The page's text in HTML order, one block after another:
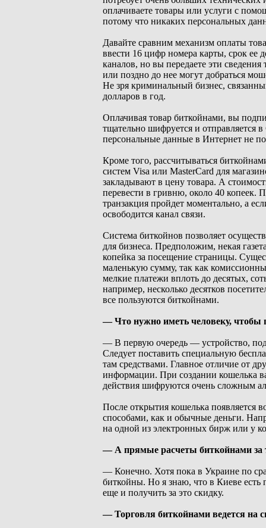
оплачиваете товары или услуги с
потому что никаких персональных
Давайте сравним механизм оплаты
ввести 16 цифр номера карты, срок
каналов, но вы передаете эти
или поздно до нее могут добраться
Не зря криминальный бизнес,
долларов в год.
Оплачивая товар биткойнами, вы
тщательно шифруется и отправляется
персональные данные в Интернет не
Кроме того, рассчитываться
систем Visa или MasterCard для
закладывают в цену товара. А
перевести в гривню, около 40 копеек.
транзакция пройдет моментально, а
освободится канал связи.
Система биткойнов позволяет
для бизнеса. Предположим, некая
копейка за посещение страницы.
маленькую сумму, так как
мелкие платежи вплоть до десятых,
например, несколько десятков
все пользуются биткойнами.
— Что нужно иметь человеку, чтобы
— В первую очередь — устройство,
Следует поставить специальную
там средствами. Главное отличие от
информации. При создании кошелька
действия шифруются очень сложным
После открытия кошелька
способами, как и обычные деньги.
на одной из электронных бирж или у
— А прямые расчеты биткойнами за
— Конечно. Хотя пока в Украине по
биткойны. Но я знаю, что в Киеве есть
еще и получить за это скидку.
— Торговля биткойнами ведется на